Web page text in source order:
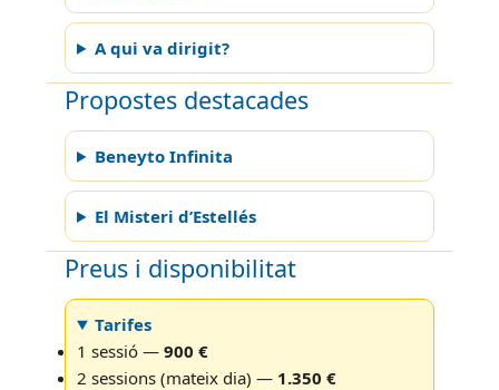
A qui va dirigit?
Propostes destacades
Beneyto Infinita
El Misteri d’Estellés
Preus i disponibilitat
Tarifes
1 sessió — 900 €
2 sessions (mateix dia) — 1.350 €